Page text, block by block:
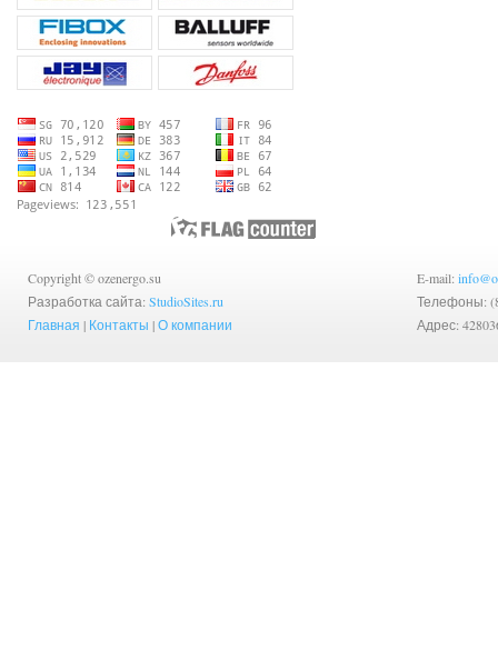
Copyright © ozenergo.su
Разработка сайта: StudioSites.ru
Главная | Контакты |О компании
E-mail:
Телефоны:
Адрес: